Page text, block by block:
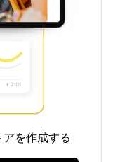
を作成する